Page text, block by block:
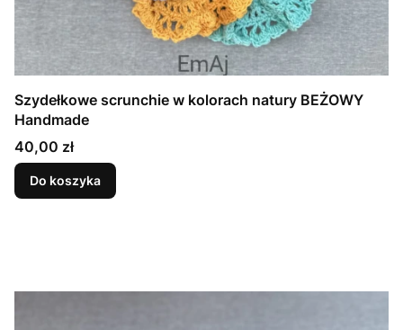
Szydełkowe scrunchie w kolorach natury BEŻOWY
Handmade
Cena
40,00 zł
Do koszyka